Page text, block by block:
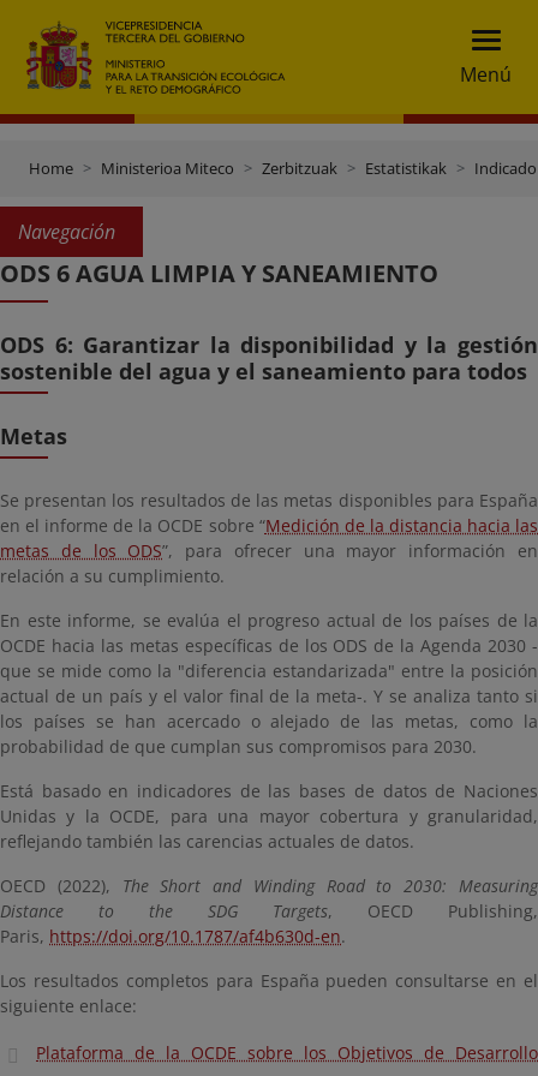
Menú
Home Ministerioa Miteco Zerbitzuak Estatistikak
Navegación
ODS 6 AGUA LIMPIA Y SANEAMIENTO
ODS 6: Garantizar la disponibilidad y la gestión
sostenible del agua y el saneamiento para todos
Metas
Se presentan los resultados de las metas disponibles para España
en el informe de la OCDE sobre “Medición de la distancia hacia las
metas de los ODS”, para ofrecer una mayor información en
relación a su cumplimiento.
En este informe, se evalúa el progreso actual de los países de la
OCDE hacia las metas específicas de los ODS de la Agenda 2030 -
que se mide como la "diferencia estandarizada" entre la posición
actual de un país y el valor final de la meta-. Y se analiza tanto si
los países se han acercado o alejado de las metas, como la
probabilidad de que cumplan sus compromisos para 2030.
Está basado en indicadores de las bases de datos de Naciones
Unidas y la OCDE, para una mayor cobertura y granularidad,
reflejando también las carencias actuales de datos.
OECD (2022), The Short and Winding Road to 2030: Measuring
Distance to the SDG Targets, OECD Publishing,
Paris, https://doi.org/10.1787/af4b630d-en.
Los resultados completos para España pueden consultarse en el
siguiente enlace:
Plataforma de la OCDE sobre los Objetivos de Desarrollo